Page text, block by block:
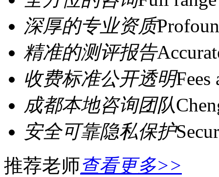
深厚的专业资质
精准的测评报告
收费标准公开透明Fees
成都本地咨询团队
安全可靠隐私保护
推荐老师查看更多>>